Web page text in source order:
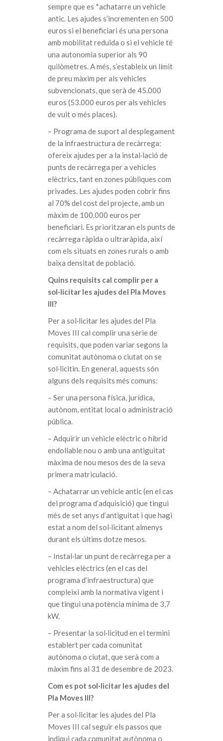
sempre que es *achatarre un vehicle
antic. Les ajudes s’incrementen en 500
euros si el beneficiari és una persona
amb mobilitat reduïda o si el vehicle té
una autonomia superior als 90
quilòmetres. A més, s’estableix un límit
de preu màxim per als vehicles
subvencionats, que serà de 45.000
euros (53.000 euros per als vehicles
de vuit o més places).
– Programa de suport al desplegament
de la infraestructura de recàrrega:
ofereix ajudes per a la instal·lació de
punts de recàrrega per a vehicles
elèctrics, tant en zones públiques com
privades. Les ajudes poden cobrir fins
al 70% del cost del projecte, amb un
màxim de 100.000 euros per
beneficiari. Es prioritzaran els punts de
recàrrega ràpida o ultraràpida, així
com els situats en zones rurals o amb
baixa densitat de població.
Quins requisits cal complir per a
sol·licitar les ajudes del Pla Moves
III?
Per a sol·licitar les ajudes del Pla
Moves III cal complir una sèrie de
requisits, que poden variar segons la
comunitat autònoma o ciutat on se
sol·licitin. En general, aquests són
alguns dels requisits més comuns:
– Ser una persona física, jurídica,
autònom, entitat local o administració
pública.
– Adquirir un vehicle elèctric o híbrid
endollable nou o amb una antiguitat
màxima de nou mesos des de la seva
primera matriculació.
– Achatarrar un vehicle antic (en el cas
del programa d’adquisició) que tingui
més de set anys d’antiguitat i que hagi
estat a nom del sol·licitant almenys
durant els últims dotze mesos.
– Instal·lar un punt de recàrrega per a
vehicles elèctrics (en el cas del
programa d’infraestructura) que
compleixi amb la normativa vigent i
que tingui una potència mínima de 3,7
kW.
– Presentar la sol·licitud en el termini
establert per cada comunitat
autònoma o ciutat, que serà com a
màxim fins al 31 de desembre de 2023.
Com es pot sol·licitar les ajudes del
Pla Moves III?
Per a sol·licitar les ajudes del Pla
Moves III cal seguir els passos que
indiqui cada comunitat autònoma o